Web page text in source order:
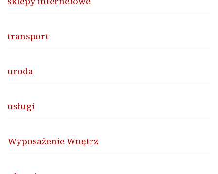
transport
uroda
usługi
Wyposażenie Wnętrz